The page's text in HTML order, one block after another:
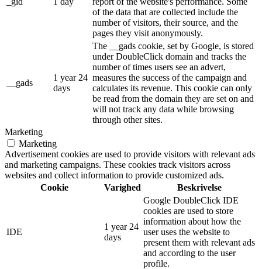
of the data that are collected include the
number of visitors, their source, and the
pages they visit anonymously.
__gads
1 year 24
days
The __gads cookie, set by Google, is stored
under DoubleClick domain and tracks the
number of times users see an advert,
measures the success of the campaign and
calculates its revenue. This cookie can only
be read from the domain they are set on and
will not track any data while browsing
through other sites.
Marketing
Marketing
Advertisement cookies are used to provide visitors with relevant ads
and marketing campaigns. These cookies track visitors across
websites and collect information to provide customized ads.
Cookie
Varighed Beskrivelse
IDE
1 year 24
days
Google DoubleClick IDE
cookies are used to store
information about how the
user uses the website to
present them with relevant ads
and according to the user
profile.